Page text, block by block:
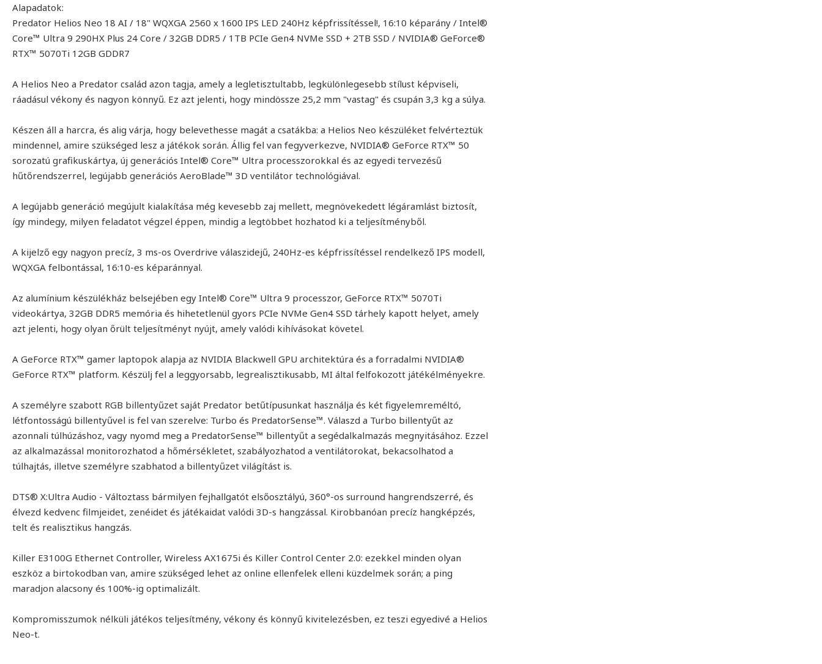
Alapadatok:
Predator Helios Neo 18 AI / 18" WQXGA 2560 x 1600 IPS LED 240Hz képfrissítéssel!, 16:10 képarány / Intel®
Core™ Ultra 9 290HX Plus 24 Core / 32GB DDR5 / 1TB PCIe Gen4 NVMe SSD + 2TB SSD / NVIDIA® GeForce®
RTX™ 5070Ti 12GB GDDR7
A Helios Neo a Predator család azon tagja, amely a legletisztultabb, legkülönlegesebb stílust képviseli,
ráadásul vékony és nagyon könnyű. Ez azt jelenti, hogy mindössze 25,2 mm "vastag" és csupán 3,3 kg a súlya.
Készen áll a harcra, és alig várja, hogy belevethesse magát a csatákba: a Helios Neo készüléket felvérteztük
mindennel, amire szükséged lesz a játékok során. Állig fel van fegyverkezve, NVIDIA® GeForce RTX™ 50
sorozatú grafikuskártya, új generációs Intel® Core™ Ultra processzorokkal és az egyedi tervezésű
hűtőrendszerrel, legújabb generációs AeroBlade™ 3D ventilátor technológiával.
A legújabb generáció megújult kialakítása még kevesebb zaj mellett, megnövekedett légáramlást biztosít,
így mindegy, milyen feladatot végzel éppen, mindig a legtöbbet hozhatod ki a teljesítményből.
A kijelző egy nagyon precíz, 3 ms-os Overdrive válaszidejű, 240Hz-es képfrissítéssel rendelkező IPS modell,
WQXGA felbontással, 16:10-es képaránnyal.
Az alumínium készülékház belsejében egy Intel® Core™ Ultra 9 processzor, GeForce RTX™ 5070Ti
videokártya, 32GB DDR5 memória és hihetetlenül gyors PCIe NVMe Gen4 SSD tárhely kapott helyet, amely
azt jelenti, hogy olyan őrült teljesítményt nyújt, amely valódi kihívásokat követel.
A GeForce RTX™ gamer laptopok alapja az NVIDIA Blackwell GPU architektúra és a forradalmi NVIDIA®
GeForce RTX™ platform. Készülj fel a leggyorsabb, legrealisztikusabb, MI által felfokozott játékélményekre.
A személyre szabott RGB billentyűzet saját Predator betűtípusunkat használja és két figyelemreméltó,
létfontosságú billentyűvel is fel van szerelve: Turbo és PredatorSense™. Válaszd a Turbo billentyűt az
azonnali túlhúzáshoz, vagy nyomd meg a PredatorSense™ billentyűt a segédalkalmazás megnyitásához. Ezzel
az alkalmazással monitorozhatod a hőmérsékletet, szabályozhatod a ventilátorokat, bekacsolhatod a
túlhajtás, illetve személyre szabhatod a billentyűzet világítást is.
DTS® X:Ultra Audio - Változtass bármilyen fejhallgatót elsőosztályú, 360°-os surround hangrendszerré, és
élvezd kedvenc filmjeidet, zenéidet és játékaidat valódi 3D-s hangzással. Kirobbanóan precíz hangképzés,
telt és realisztikus hangzás.
Killer E3100G Ethernet Controller, Wireless AX1675i és Killer Control Center 2.0: ezekkel minden olyan
eszköz a birtokodban van, amire szükséged lehet az online ellenfelek elleni küzdelmek során; a ping
maradjon alacsony és 100%-ig optimalizált.
Kompromisszumok nélküli játékos teljesítmény, vékony és könnyű kivitelezésben, ez teszi egyedivé a Helios
Neo-t.